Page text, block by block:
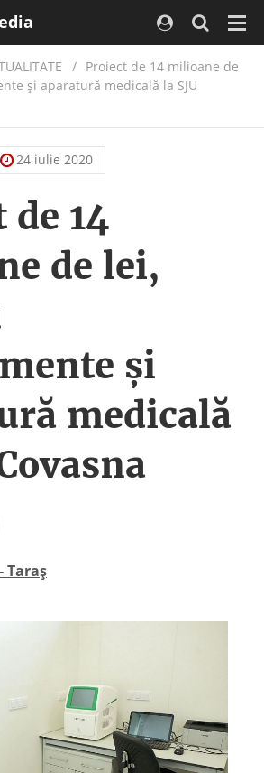
/ Proiect de 14 milioane de
și aparatură medicală la SJU
24 iulie 2020
de 14
de lei,
și
medicală
Taraș